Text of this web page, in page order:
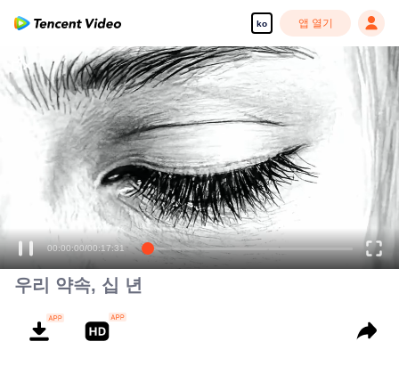
ko 앱 열기
00:00:00/00:17:31
우리 약속, 십 년